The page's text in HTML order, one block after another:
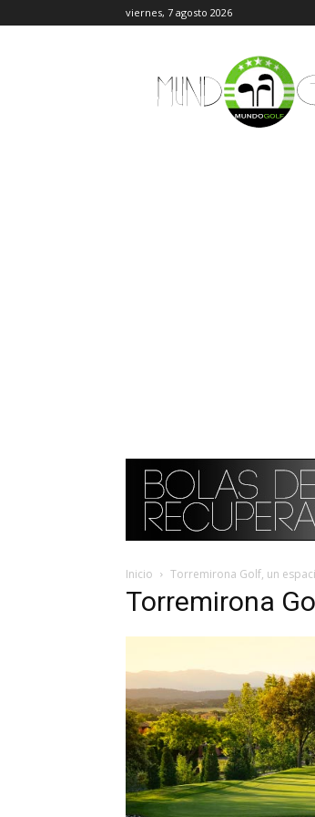
viernes, 7 agosto 2026
MundoGolf.golf
Inicio Torremirona Golf, un
Torremirona